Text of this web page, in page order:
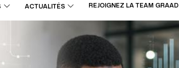
ACTUALITÉS REJOIGNEZ LA TEAM GRAAD